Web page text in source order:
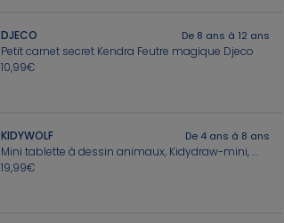
DJECO De 8 ans à 12 ans
Petit carnet secret Kendra Feutre magique Djeco
10,99€
KIDYWOLF De 4 ans à 8 ans
Mini tablette à dessin animaux, Kidydraw-mini, Kidywolf
19,99€